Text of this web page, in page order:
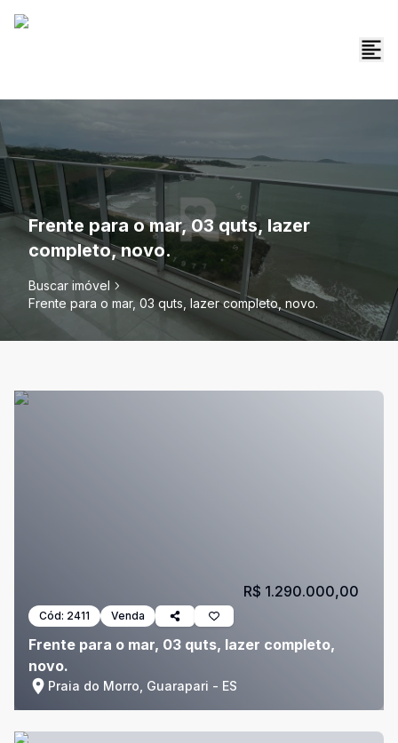
Frente para o mar, 03 quts, lazer
completo, novo.
Buscar imóvel
Frente para o mar, 03 quts, lazer completo, novo.
Cód: 2411 Venda
Frente para o mar, 03 quts, lazer completo,
novo.
Praia do Morro, Guarapari - ES
R$ 1.290.000,00